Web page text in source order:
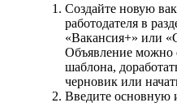
Создайте новую
работодателя в
«Вакансия+» или
Объявление можно
шаблона,
черновик или
Введите